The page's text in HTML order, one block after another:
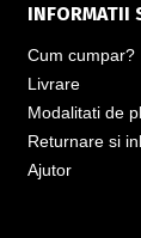
INFORMATII
Cum cumpar?
Livrare
Modalitati de
Returnare si
Ajutor